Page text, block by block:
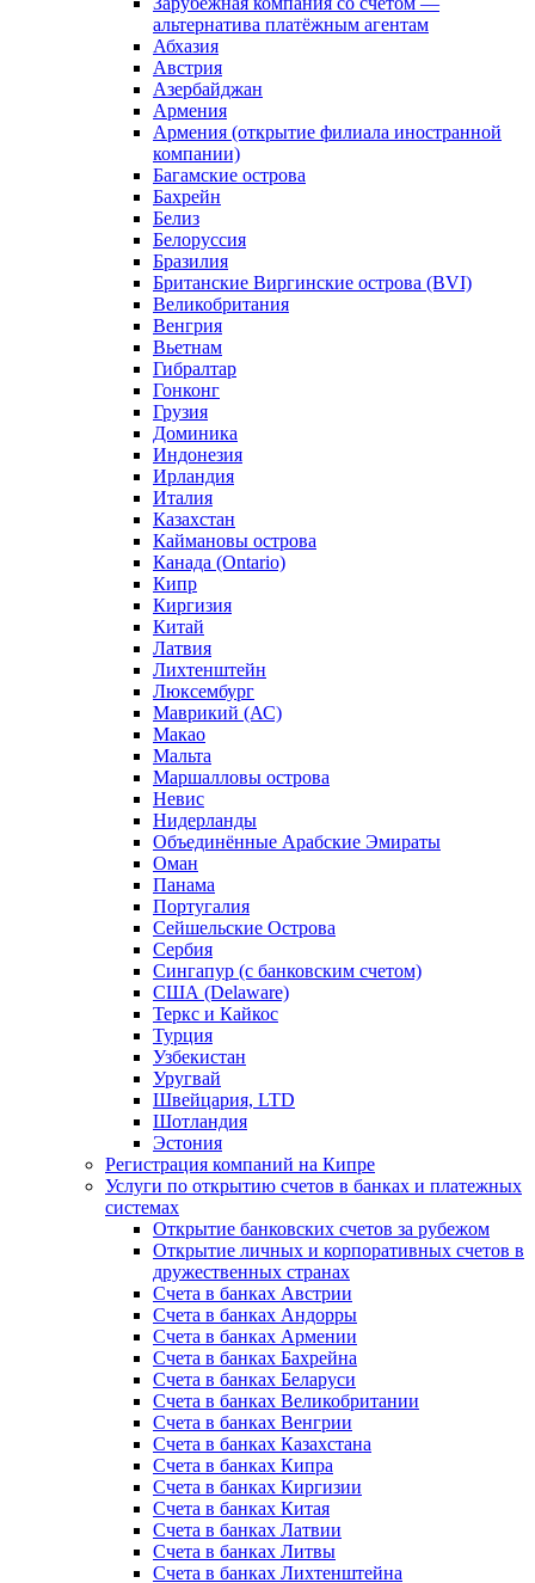
альтернатива платёжным агентам
Абхазия
Австрия
Азербайджан
Армения
Армения (открытие филиала иностранной
компании)
Багамские острова
Бахрейн
Белиз
Белоруссия
Бразилия
Британские Виргинские острова (BVI)
Великобритания
Венгрия
Вьетнам
Гибралтар
Гонконг
Грузия
Доминика
Индонезия
Ирландия
Италия
Казахстан
Каймановы острова
Канада (Ontario)
Кипр
Киргизия
Китай
Латвия
Лихтенштейн
Люксембург
Маврикий (АС)
Макао
Мальта
Маршалловы острова
Нeвис
Нидерланды
Объединённые Арабские Эмираты
Оман
Панама
Португалия
Сейшельские Острова
Сербия
Сингапур (c банковским счетом)
США (Delaware)
Теркс и Кайкос
Турция
Узбекистан
Уругвай
Швейцария, LTD
Шотландия
Эстония
Регистрация компаний на Кипре
Услуги по открытию счетов в банках и платежных
системах
Открытие банковских счетов за рубежом
Открытие личных и корпоративных счетов в
дружественных странах
Счета в банках Австрии
Счета в банках Андорры
Счета в банках Армении
Счета в банках Бахрейна
Счета в банках Беларуси
Счета в банках Великобритании
Счета в банках Венгрии
Счета в банках Казахстана
Счета в банках Кипра
Счета в банках Киргизии
Счета в банках Китая
Счета в банках Латвии
Счета в банках Литвы
Счета в банках Лихтенштейна